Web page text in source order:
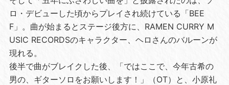
ロ・デビューした頃からプレイされ続けている「BEE
F」。曲が始まるとステージ後方に、RAMEN CURRY M
USIC RECORDSのキャラクター、ヘロさんのバルーンが
現れる。
後半で曲がブレイクした後、「ではここで、今年古希の
男の、ギターソロをお願いします！」（OT）と、小原礼